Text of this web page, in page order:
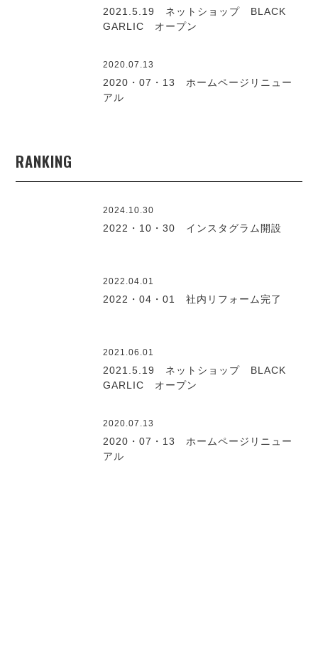
2021.5.19 ネットショップ BLACK
GARLIC オープン
2020.07.13
2020・07・13 ホームページリニュー
アル
RANKING
2024.10.30
2022・10・30 インスタグラム開設
2022.04.01
2022・04・01 社内リフォーム完了
2021.06.01
2021.5.19 ネットショップ BLACK
GARLIC オープン
2020.07.13
2020・07・13 ホームページリニュー
アル